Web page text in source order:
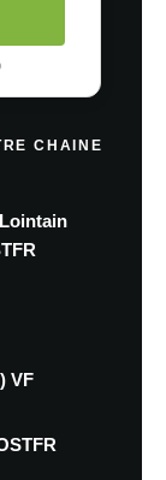
CHAINE
VF